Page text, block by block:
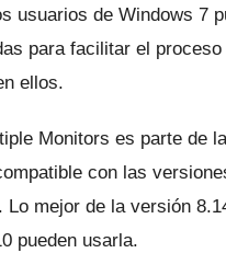
usuarios de Windows 7
para facilitar el
ellos.
Monitors es parte de
con las
Lo mejor de la versión
pueden usarla.